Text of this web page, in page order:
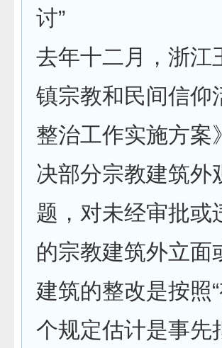
讨”
去年十二月，浙江
镇宗教和民间信仰
整治工作实施方案
决部分宗教建筑外
题，对未经审批或
的宗教建筑外立面
建筑的整改是按照
个规定估计是事先